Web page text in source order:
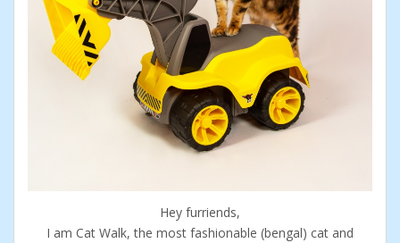
Hey furriends,
I am Cat Walk, the most fashionable (bengal) cat and